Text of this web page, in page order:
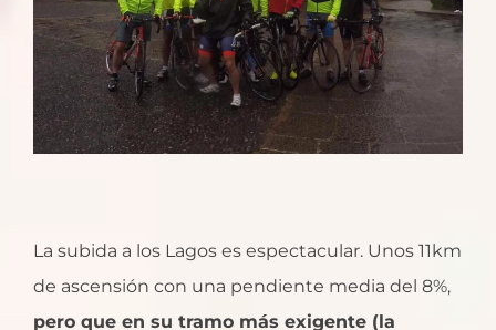
La subida a los Lagos es espectacular. Unos 11km
de ascensión con una pendiente media del 8%,
pero que en su tramo más exigente (la